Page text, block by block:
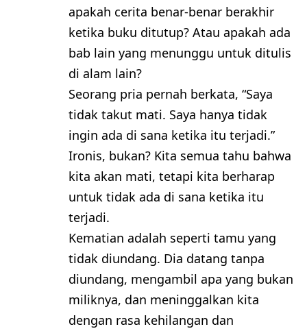
apakah cerita benar-benar berakhir
ketika buku ditutup? Atau apakah ada
bab lain yang menunggu untuk ditulis
di alam lain?
Seorang pria pernah berkata, “Saya
tidak takut mati. Saya hanya tidak
ingin ada di sana ketika itu terjadi.”
Ironis, bukan? Kita semua tahu bahwa
kita akan mati, tetapi kita berharap
untuk tidak ada di sana ketika itu
terjadi.
Kematian adalah seperti tamu yang
tidak diundang. Dia datang tanpa
diundang, mengambil apa yang bukan
miliknya, dan meninggalkan kita
dengan rasa kehilangan dan